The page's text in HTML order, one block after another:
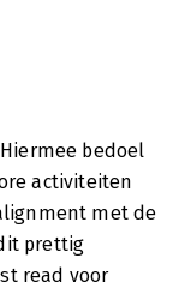
bedoel
activiteiten
met de
prettig
read voor